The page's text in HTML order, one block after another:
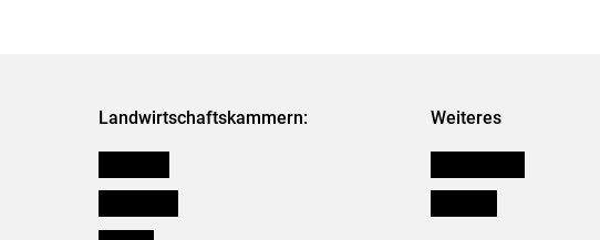
Landwirtschaftskammern: Weiteres